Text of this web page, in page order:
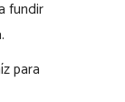
fundir
para